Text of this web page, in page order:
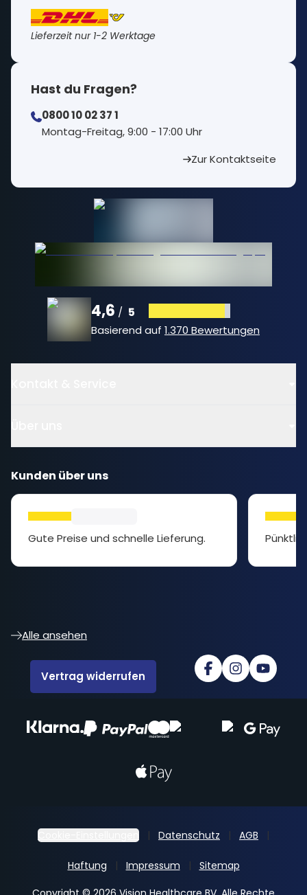
Lieferzeit nur 1-2 Werktage
Hast du Fragen?
0800 10 02 37 1
⁠Montag-Freitag, 9:00 - 17:00 Uhr
Zur Kontaktseite
4,6 / 5
Basierend auf 1.370 Bewertungen
Kunden über uns
Gute Preise und schnelle Lieferung.
Alle ansehen
Vertrag widerrufen
Cookie-Einstellungen Datenschutz AGB
Haftung Impressum
Sitemap